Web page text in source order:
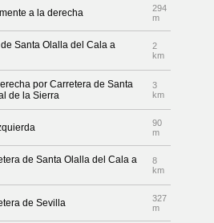
a la derecha
294
m
Santa Olalla del Cala a
2
km
por Carretera de Santa
de la Sierra
3
km
90
m
de Santa Olalla del Cala a
8
km
de Sevilla
327
m